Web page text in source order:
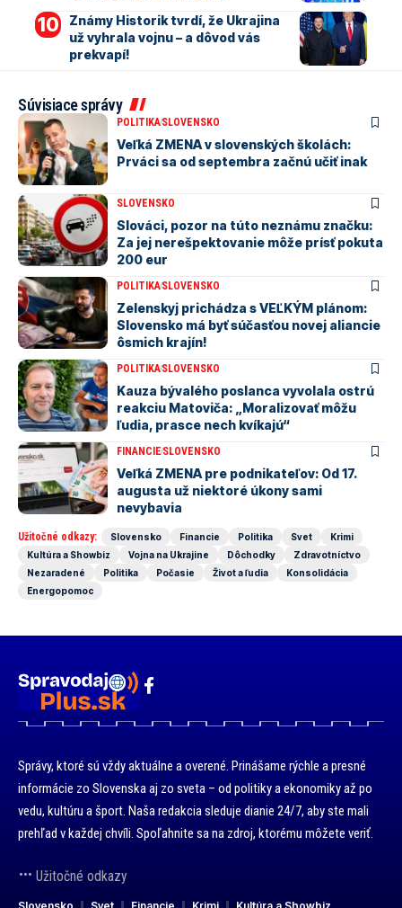
Známy Historik tvrdí, že Ukrajina
už vyhrala vojnu – a dôvod vás
prekvapí!
Súvisiace správy
POLITIKASLOVENSKO
Veľká ZMENA v slovenských školách:
Prváci sa od septembra začnú učiť inak
SLOVENSKO
Slováci, pozor na túto neznámu značku:
Za jej nerešpektovanie môže prísť pokuta
200 eur
POLITIKASLOVENSKO
Zelenskyj prichádza s VEĽKÝM plánom:
Slovensko má byť súčasťou novej aliancie
ôsmich krajín!
POLITIKASLOVENSKO
Kauza bývalého poslanca vyvolala ostrú
reakciu Matoviča: „Moralizovať môžu
ľudia, prasce nech kvíkajú“
FINANCIESLOVENSKO
Veľká ZMENA pre podnikateľov: Od 17.
augusta už niektoré úkony sami
nevybavia
Užitočné odkazy: Slovensko Financie Politika Svet
Krimi
Kultúra a Showbiz
Vojna na Ukrajine Dôchodky
Zdravotníctvo
Nezaradené
Politika Počasie Život a ľudia
Konsolidácia
Energopomoc
Správy, ktoré sú vždy aktuálne a overené. Prinášame rýchle a presné
informácie zo Slovenska aj zo sveta – od politiky a ekonomiky až po
vedu, kultúru a šport. Naša redakcia sleduje dianie 24/7, aby ste mali
prehľad v každej chvíli. Spoľahnite sa na zdroj, ktorému môžete veriť.
Užitočné odkazy